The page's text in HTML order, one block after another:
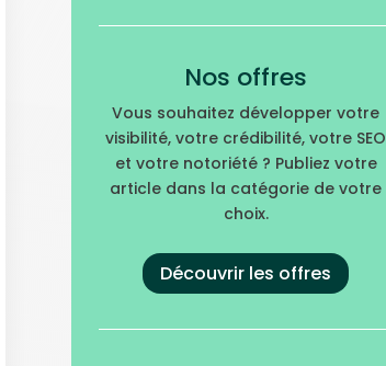
Nos offres
Vous souhaitez développer votre
visibilité, votre crédibilité, votre SEO
et votre notoriété ? Publiez votre
article dans la catégorie de votre
choix.
Découvrir les offres